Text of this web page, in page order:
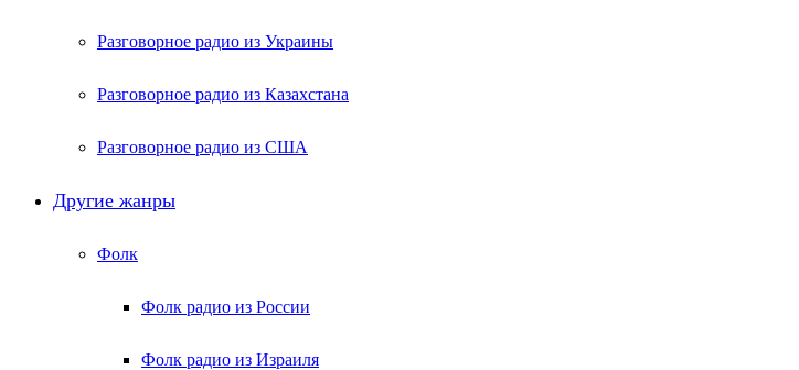
Разговорное радио из Украины
Разговорное радио из Казахстана
Разговорное радио из США
Другие жанры
Фолк
Фолк радио из России
Фолк радио из Израиля